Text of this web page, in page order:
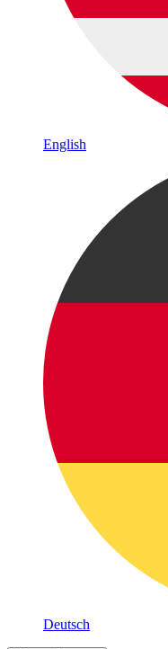
English
Deutsch